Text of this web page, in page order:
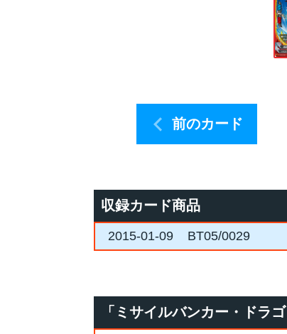
前のカード
収録カード商品
2015-01-09 BT05/0029
「ミサイルバンカー・ドラ